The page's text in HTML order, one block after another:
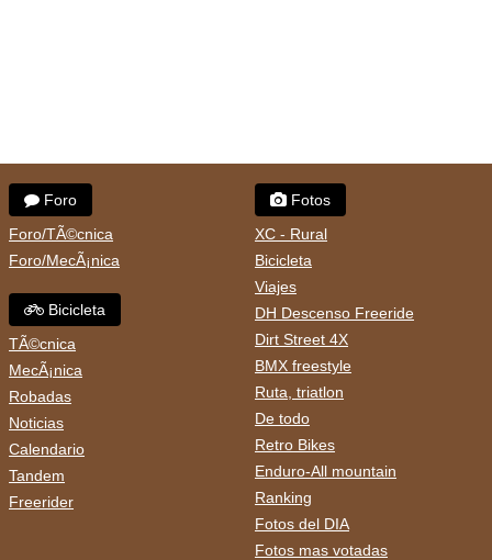
Foro
Foro/TÃ©cnica
Foro/MecÃ¡nica
Bicicleta
TÃ©cnica
MecÃ¡nica
Robadas
Noticias
Calendario
Tandem
Freerider
Fotos
XC - Rural
Bicicleta
Viajes
DH Descenso Freeride
Dirt Street 4X
BMX freestyle
Ruta, triatlon
De todo
Retro Bikes
Enduro-All mountain
Ranking
Fotos del DIA
Fotos mas votadas